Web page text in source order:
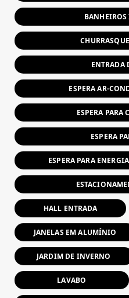
ENTRADA
ESPERA AR-
ESPERA PARA
ESPERA
ESPERA PARA
HALL ENTRADA
JANELAS EM ALUMÍNIO
JARDIM DE INVERNO
LAVABO